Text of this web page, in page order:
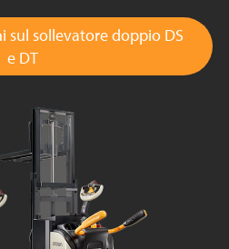
sul sollevatore doppio DS
e DT